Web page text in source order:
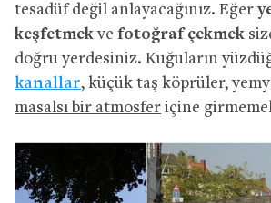
tesadüf değil anlayacağınız. Eğer
keşfetmekve fotoğraf çekmek
doğru yerdesiniz. Kuğuların
kanallar, küçük taş köprüler,
masalsı bir atmosfer içine